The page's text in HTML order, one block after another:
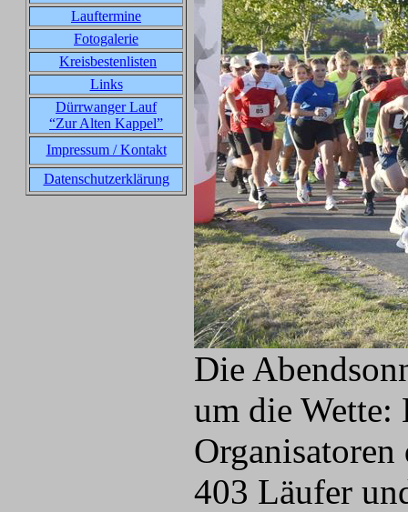
Lauftermine
Fotogalerie
Kreisbestenlisten
Links
Dürrwanger Lauf
“Zur Alten Kappel”
Impressum / Kontakt
Datenschutzerklärung
Die
um die Wette:
403 Läufer